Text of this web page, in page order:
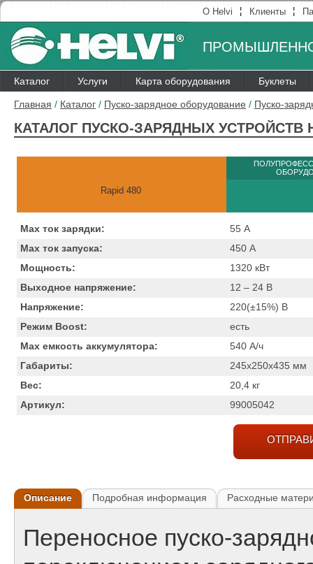
О Helvi ¦ Клиенты ¦
Каталог Услуги Карта оборудования Буклеты
Главная / Каталог / Пуско-зарядное оборудование / Пуско-
КАТАЛОГ ПУСКО-ЗАРЯДНЫХ УСТРОЙСТВ
Rapid 480
Max ток зарядки: 55 А
Max ток запуска:
450 А
Мощность:
1320 кВт
Выходное напряжение:
12 – 24 B
Напряжение:
220(±15%) B
Режим Boost:
есть
Max емкость аккумулятора:
540 А/ч
Габариты:
245x250x435 мм
Вес:
20,4 кг
Артикул:
99005042
Описание Подробная информация Расходные
Переносное пуско-